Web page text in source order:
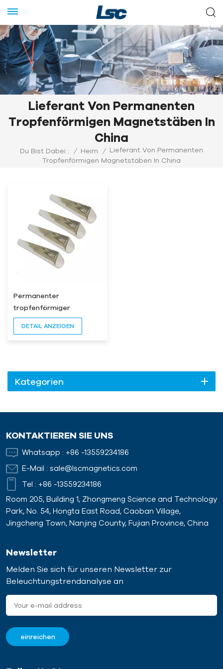
Lieferant Von Permanenten
Tropfenförmigen Magnetstäben In
China
Du Bist Dabei : / Heim /
Lieferant Von Permanenten
Tropfenförmigen Magnetstäben In China
Permanenter
tropfenförmiger
Magnetstab
DETAIL ANZEIGEN
Kategorien
KONTAKTIEREN SIE UNS
Whatsapp : +86 -13559234186
E-Mail : sale@lscmagnetics.com
Tel : +86 -13559234186
Room 205, Building 1, Zhongmeng Science and Technology
Park, No. 54, Hongta East Road, Caoban Village,
Jingcheng Town, Nanjing County, Fujian Province, China
Newsletter
Melden Sie sich für unseren Newsletter zur
Beleuchtungstrendanalyse an